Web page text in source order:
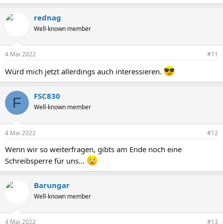
e
k
e
:
rednag
Well-known member
4 Mai 2022 #11
Würd mich jetzt allerdings auch interessieren.
F FSC830
Well-known member
4 Mai 2022 #12
Wenn wir so weiterfragen, gibts am Ende noch eine
Schreibsperre für uns...
Barungar
Well-known member
4 Mai 2022 #13